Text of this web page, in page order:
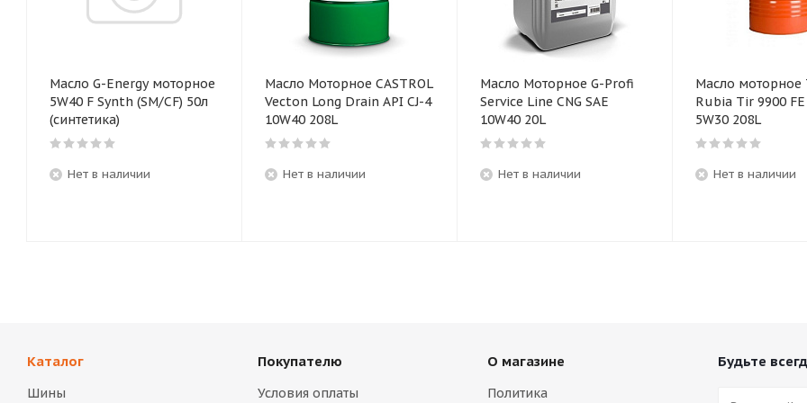
Масло G-Energy моторное
5W40 F Synth (SM/CF) 50л
(синтетика)
Нет в наличии
Масло Моторное CASTROL
Vecton Long Drain API CJ-4
10W40 208L
Нет в наличии
Масло Моторное G-Profi
Service Line CNG SAE
10W40 20L
Нет в наличии
Масло моторное
Rubia Tir 9900 FE
5W30 208L
Нет в наличии
Каталог
Шины
Покупателю
Условия оплаты
О магазине
Политика
Будьте